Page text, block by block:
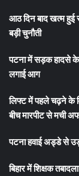
आठ दिन बाद खत्म हुई
बड़ी चुनौती
पटना में सड़क हादसे के
लगाई आग
लिफ्ट में पहले चढ़ने के
बीच मारपीट से मची
पटना हवाई अड्डे से
बिहार में शिक्षक